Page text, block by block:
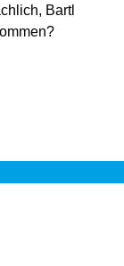
Bartl